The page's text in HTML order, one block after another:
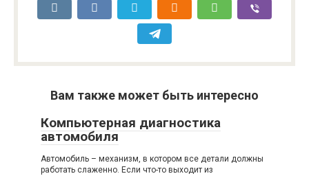
Вам также может быть интересно
Компьютерная диагностика
автомобиля
Автомобиль – механизм, в котором все детали должны
работать слаженно. Если что-то выходит из